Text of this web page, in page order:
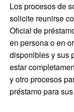
Los procesos de
solicite reunirse
Oficial de
en persona o en
disponibles y sus
estar
y otro procesos
préstamo para